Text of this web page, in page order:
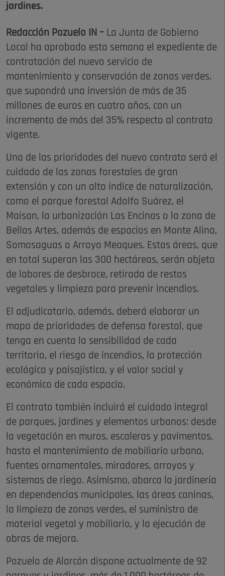
jardines.
Redacción Pozuelo IN – La Junta de Gobierno
Local ha aprobado esta semana el expediente de
contratación del nuevo servicio de
mantenimiento y conservación de zonas verdes,
que supondrá una inversión de más de 35
millones de euros en cuatro años, con un
incremento de más del 35% respecto al contrato
vigente.
Una de las prioridades del nuevo contrato será el
cuidado de las zonas forestales de gran
extensión y con un alto índice de naturalización,
como el parque forestal Adolfo Suárez, el
Maisan, la urbanización Las Encinas o la zona de
Bellas Artes, además de espacios en Monte Alina,
Somosaguas o Arroyo Meaques. Estas áreas, que
en total superan las 300 hectáreas, serán objeto
de labores de desbroce, retirada de restos
vegetales y limpieza para prevenir incendios.
El adjudicatario, además, deberá elaborar un
mapa de prioridades de defensa forestal, que
tenga en cuenta la sensibilidad de cada
territorio, el riesgo de incendios, la protección
ecológica y paisajística, y el valor social y
económico de cada espacio.
El contrato también incluirá el cuidado integral
de parques, jardines y elementos urbanos: desde
la vegetación en muros, escaleras y pavimentos,
hasta el mantenimiento de mobiliario urbano,
fuentes ornamentales, miradores, arroyos y
sistemas de riego. Asimismo, abarca la jardinería
en dependencias municipales, las áreas caninas,
la limpieza de zonas verdes, el suministro de
material vegetal y mobiliario, y la ejecución de
obras de mejora.
Pozuelo de Alarcón dispone actualmente de 92